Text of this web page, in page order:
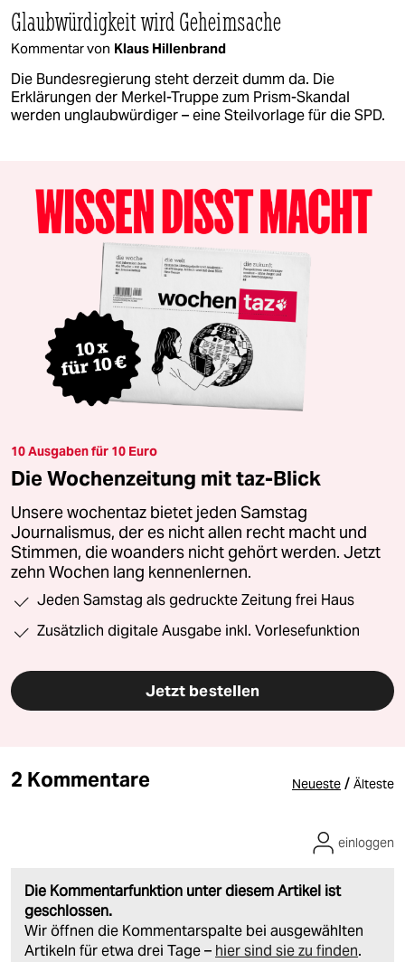
Glaubwürdigkeit wird Geheimsache
Kommentar von Klaus Hillenbrand
Die Bundesregierung steht derzeit dumm da. Die
Erklärungen der Merkel-Truppe zum Prism-Skandal
werden unglaubwürdiger – eine Steilvorlage für die SPD.
10 Ausgaben für 10 Euro
Die Wochenzeitung mit taz-Blick
Unsere wochentaz bietet jeden Samstag
Journalismus, der es nicht allen recht macht und
Stimmen, die woanders nicht gehört werden. Jetzt
zehn Wochen lang kennenlernen.
Jeden Samstag als gedruckte Zeitung frei Haus
Zusätzlich digitale Ausgabe inkl. Vorlesefunktion
Jetzt bestellen
2 Kommentare Neueste / Älteste
Die Kommentarfunktion unter diesem Artikel ist
geschlossen.
Wir öffnen die Kommentarspalte bei ausgewählten
Artikeln für etwa drei Tage – hier sind sie zu finden.
einloggen